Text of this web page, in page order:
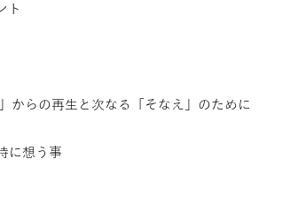
ト
らの再生と次なる「そなえ」のために
に想う事